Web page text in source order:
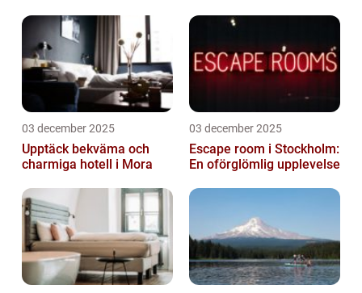
03 december 2025
Upptäck bekväma och
charmiga hotell i Mora
03 december 2025
Escape room i Stockholm:
En oförglömlig upplevelse